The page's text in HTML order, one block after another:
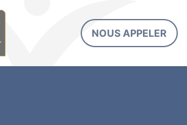
NOUS APPELER